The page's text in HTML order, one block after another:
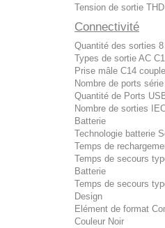
Tension de sortie THD
Connectivité
Quantité des sorties 8
Types de sortie AC
Prise mâle C14
Nombre de ports série
Quantité de Ports
Nombre de sorties
Batterie
Technologie batterie
Temps de
Temps de secours
Batterie
Temps de secours
Design
Elément de format
Couleur Noir